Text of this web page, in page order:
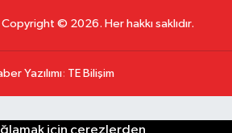
Copyright © 2026. Her hakkı saklıdır.
Yazılımı: TE Bilişim